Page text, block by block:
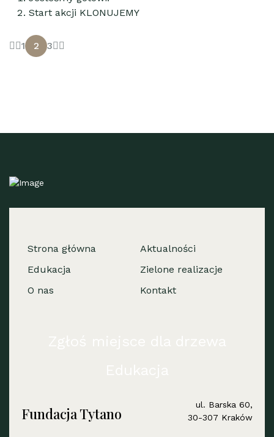
Start akcji KLONUJEMY
1 2 3
Strona główna
Aktualności
Edukacja
Zielone realizacje
O nas
Kontakt
Fundacja Tytano
ul. Barska 60,
30-307 Kraków